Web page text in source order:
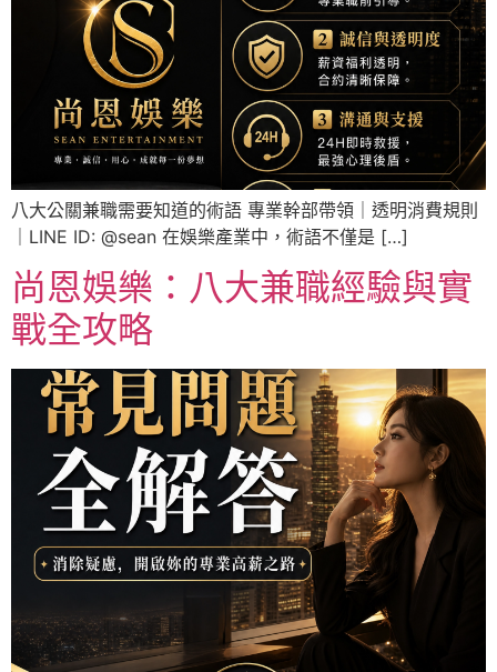
八大公關兼職需要知道的術語 專業幹部帶領｜透明消費規則
｜LINE ID: @sean 在娛樂產業中，術語不僅是 […]
尚恩娛樂：八大兼職經驗與實
戰全攻略